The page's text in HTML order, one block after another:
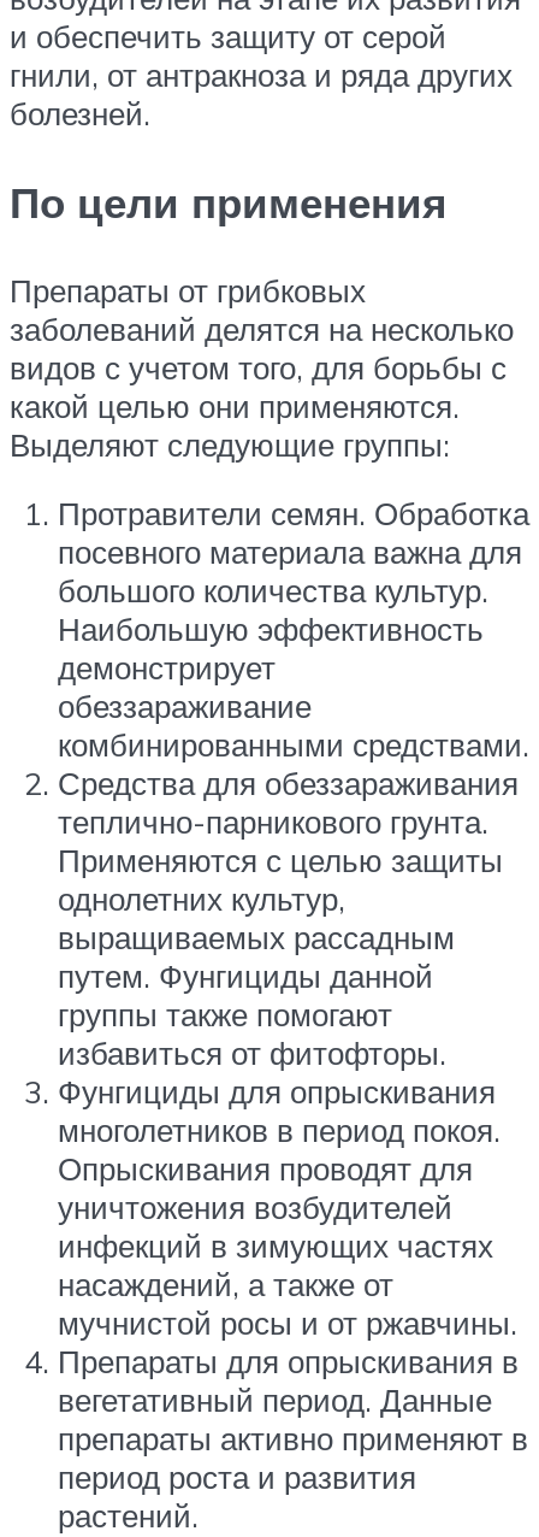
и обеспечить защиту от серой
гнили, от антракноза и ряда других
болезней.
По цели применения
Препараты от грибковых
заболеваний делятся на несколько
видов с учетом того, для борьбы с
какой целью они применяются.
Выделяют следующие группы:
Протравители семян. Обработка
посевного материала важна для
большого количества культур.
Наибольшую эффективность
демонстрирует
обеззараживание
комбинированными средствами.
Средства для обеззараживания
теплично-парникового грунта.
Применяются с целью защиты
однолетних культур,
выращиваемых рассадным
путем. Фунгициды данной
группы также помогают
избавиться от фитофторы.
Фунгициды для опрыскивания
многолетников в период покоя.
Опрыскивания проводят для
уничтожения возбудителей
инфекций в зимующих частях
насаждений, а также от
мучнистой росы и от ржавчины.
Препараты для опрыскивания в
вегетативный период. Данные
препараты активно применяют в
период роста и развития
растений.